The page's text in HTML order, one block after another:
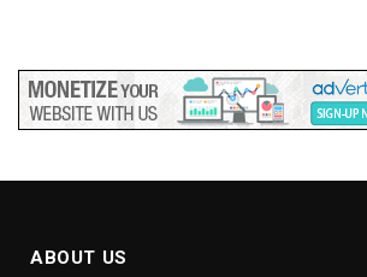
ABOUT US